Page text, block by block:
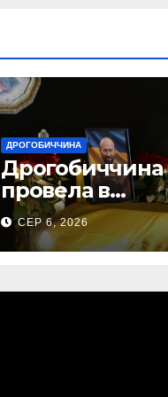
ДРОГОБИЧЧИНА
Дрогобиччина
провела в
останню земну
дорогу свого
Захисника –
СЕР 6, 2026